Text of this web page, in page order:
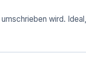
umschrieben wird.